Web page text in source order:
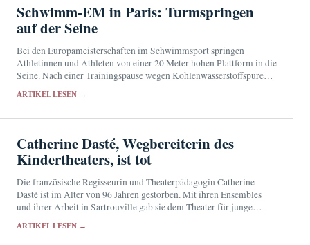
Schwimm-EM in Paris: Turmspringen
auf der Seine
Bei den Europameisterschaften im Schwimmsport springen
Athletinnen und Athleten von einer 20 Meter hohen Plattform in die
Seine. Nach einer Trainingspause wegen Kohlenwasserstoffspuren
ARTIKEL LESEN →
Catherine Dasté, Wegbereiterin des
Kindertheaters, ist tot
Die französische Regisseurin und Theaterpädagogin Catherine
Dasté ist im Alter von 96 Jahren gestorben. Mit ihren Ensembles
und ihrer Arbeit in Sartrouville gab sie dem Theater für junge
ARTIKEL LESEN →